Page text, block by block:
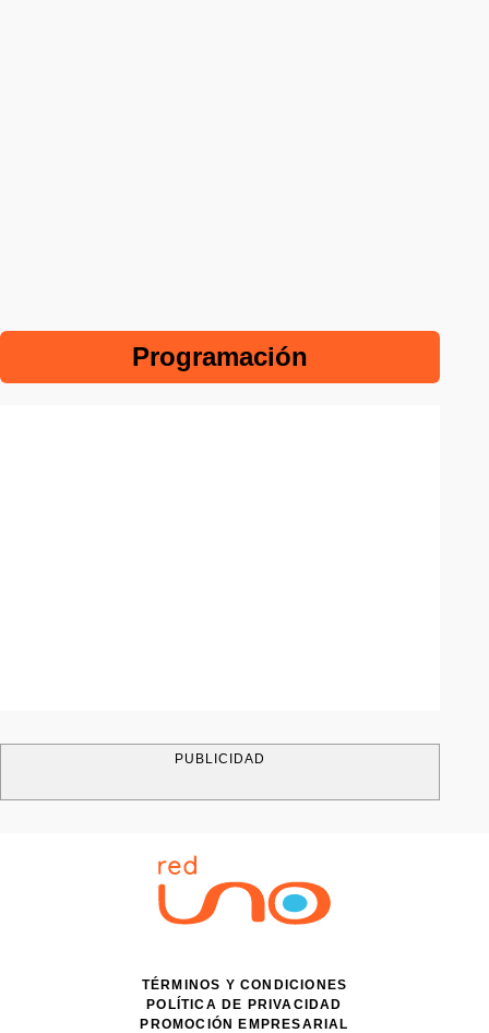
Programación
PUBLICIDAD
TÉRMINOS Y CONDICIONES
POLÍTICA DE PRIVACIDAD
PROMOCIÓN EMPRESARIAL